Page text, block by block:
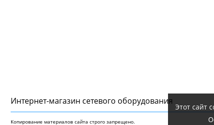
Интернет-магазин сетeвого оборудования
Копирование материалов сайта строго запрещено.
Этот сайт